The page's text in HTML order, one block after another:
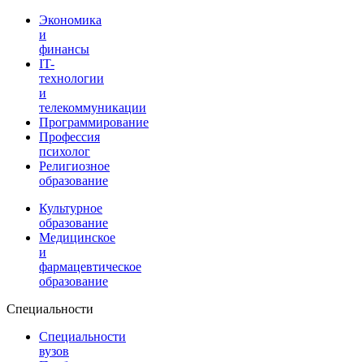
Экономика
и
финансы
IT-
технологии
и
телекоммуникации
Программирование
Профессия
психолог
Религиозное
образование
Культурное
образование
Медицинское
и
фармацевтическое
образование
Специальности
Специальности
вузов